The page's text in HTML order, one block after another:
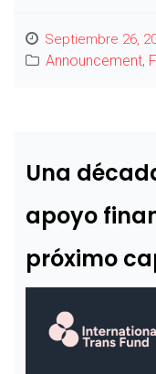
Septiembre 26,
Announcement,
Una
apoyo
próximo